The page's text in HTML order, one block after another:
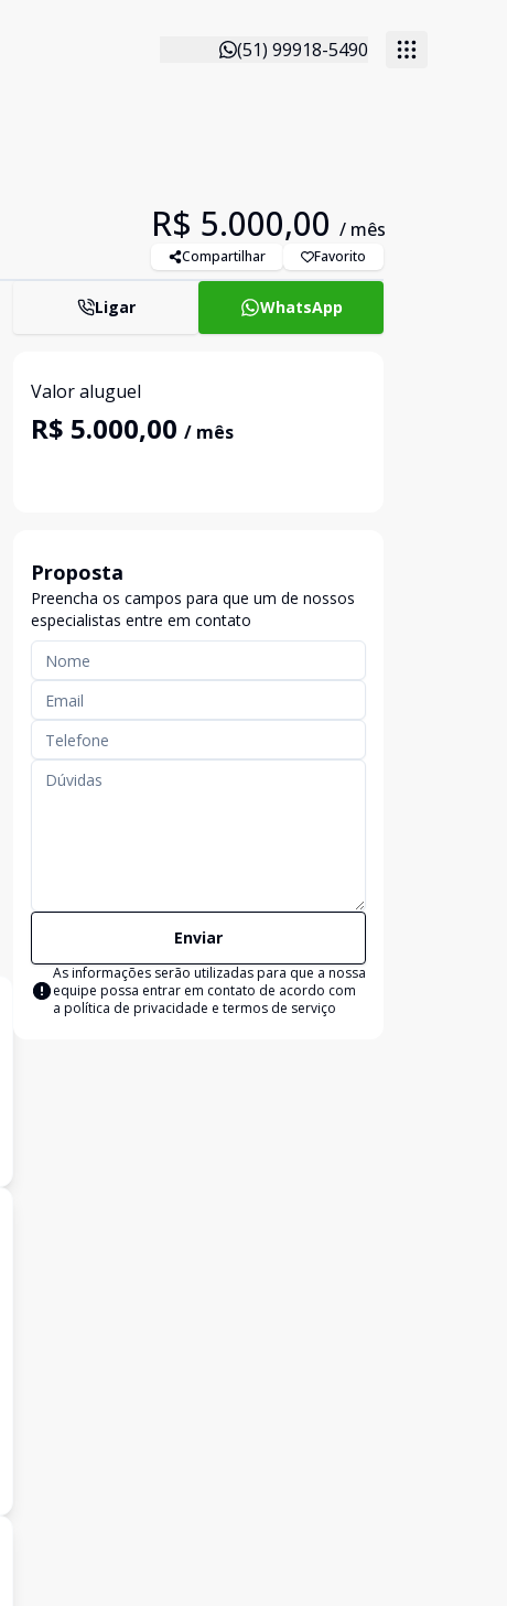
(51) 99918-5490
R$ 5.000,00 / mês
Compartilhar Favorito
Ligar WhatsApp
Valor aluguel
R$ 5.000,00 / mês
Proposta
Preencha os campos para que um de nossos
especialistas entre em contato
Enviar
As informações serão utilizadas para que a nossa
equipe possa entrar em contato de acordo com
a política de privacidade e termos de serviço